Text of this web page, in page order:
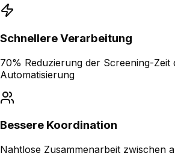
Schnellere Verarbeitung
70% Reduzierung der Screening-Zeit
Automatisierung
Bessere Koordination
Nahtlose Zusammenarbeit zwischen